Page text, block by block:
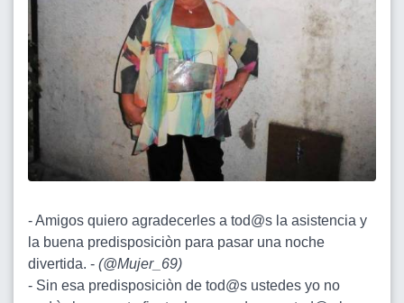
- Amigos quiero agradecerles a tod@s la asistencia y
la buena predisposiciòn para pasar una noche
divertida. - (@Mujer_69)
- Sin esa predisposiciòn de tod@s ustedes yo no